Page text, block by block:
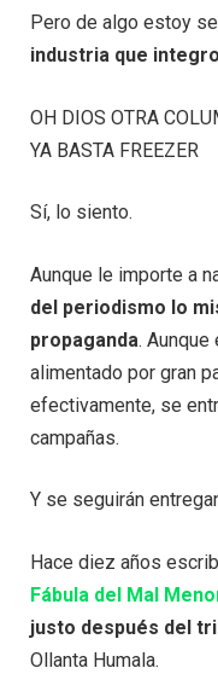
Pero de algo estoy
industria que integro
OH DIOS OTRA
YA BASTA FREEZER
Sí, lo siento.
Aunque le importe a
del periodismo lo
propaganda.
alimentado por gran
efectivamente, se
campañas.
Y se seguirán
Hace diez años
Fábula del Mal
justo después del
Ollanta Humala.